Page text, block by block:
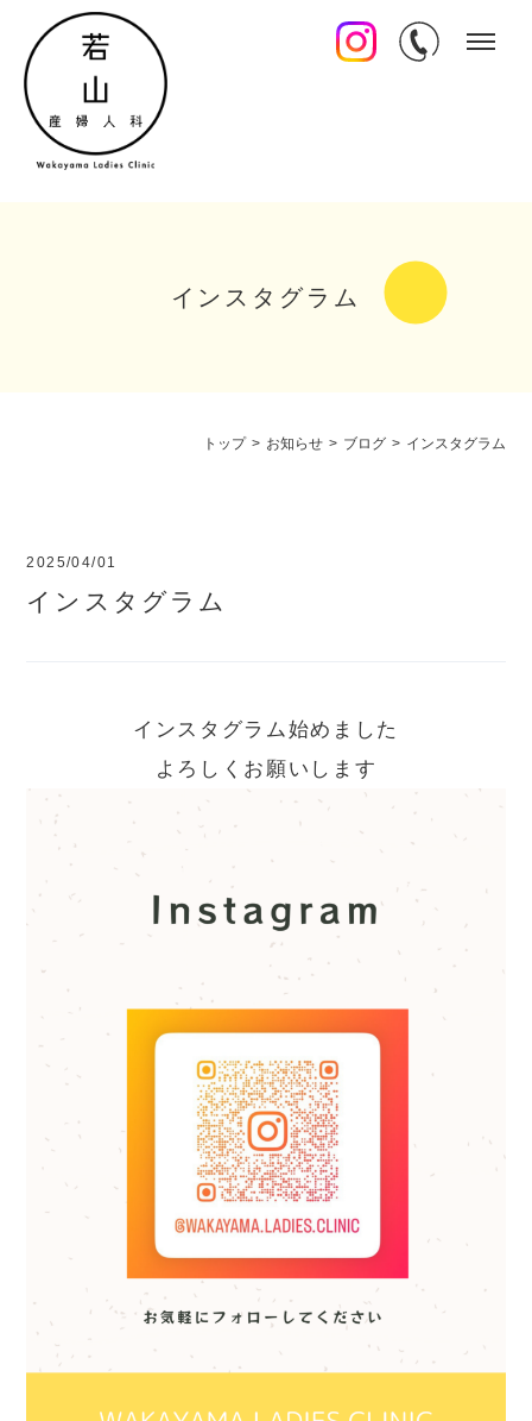
インスタグラム
トップ > お知らせ > ブログ > インスタグラム
2025/04/01
インスタグラム
インスタグラム始めました
よろしくお願いします